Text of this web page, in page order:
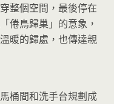
整個空間，最後停在
倦鳥歸巢」的意象，
暖的歸處，也傳達親
桶間和洗手台規劃成